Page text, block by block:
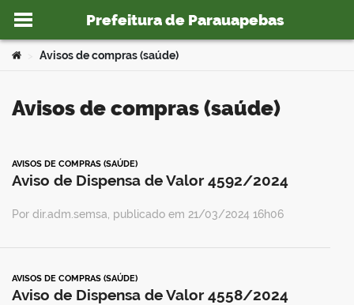
Ir para o conteúdo
Prefeitura de Parauapebas
Você está aqui:
Avisos de compras (saúde)
Avisos de compras (saúde)
AVISOS DE COMPRAS (SAÚDE)
Aviso de Dispensa de Valor 4592/2024
Por dir.adm.semsa, publicado em 21/03/2024 16h06
AVISOS DE COMPRAS (SAÚDE)
Aviso de Dispensa de Valor 4558/2024